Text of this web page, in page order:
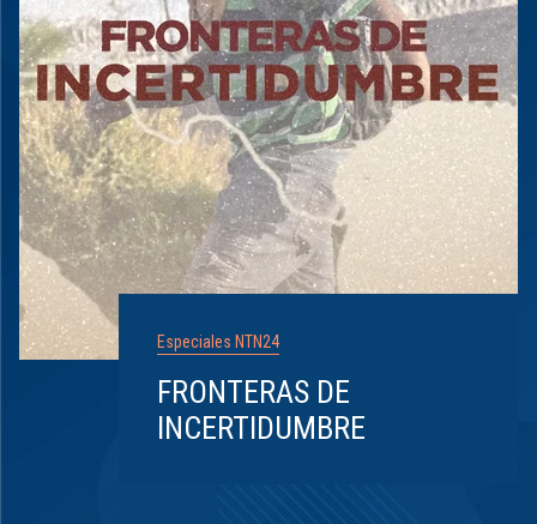
Especiales NTN24
FRONTERAS DE
INCERTIDUMBRE